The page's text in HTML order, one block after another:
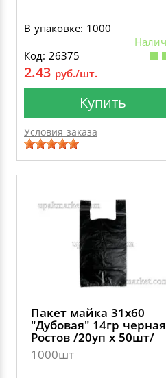
В упаковке: 1000
Код: 26375
2.43 руб./шт.
Купить
Условия заказа
Пакет майка 31х60
"Дубовая" 14гр черная
Ростов /20уп х 50шт/
1000шт